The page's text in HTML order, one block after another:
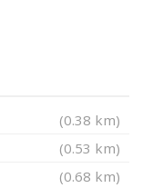
(0.38 km)
(0.53 km)
(0.68 km)